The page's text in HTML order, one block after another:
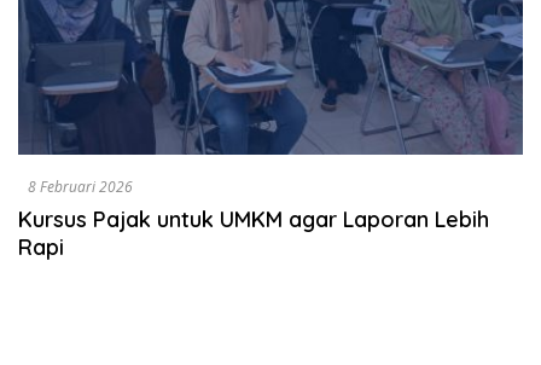
8 Februari 2026
Kursus Pajak untuk UMKM agar Laporan Lebih
Rapi